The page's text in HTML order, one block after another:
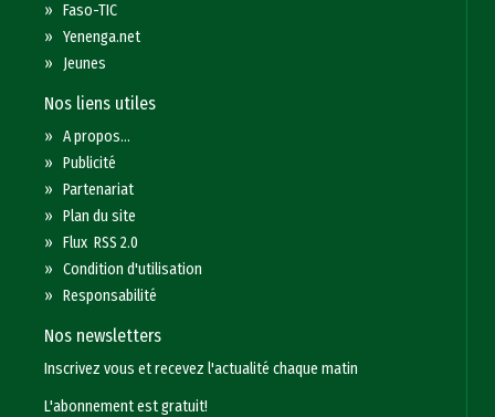
»Faso-TIC
»Yenenga.net
» Jeunes
Nos liens utiles
»A propos...
»Publicité
»Partenariat
»Plan du site
»Flux RSS 2.0
»Condition d'utilisation
»Responsabilité
Nos newsletters
Inscrivez vous et recevez l'actualité chaque matin
L'abonnement est gratuit!